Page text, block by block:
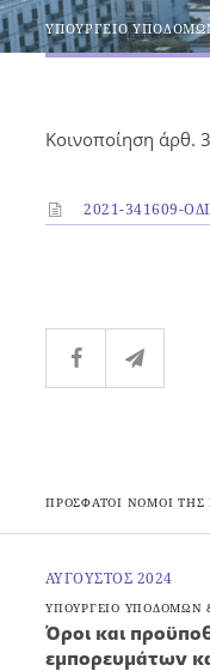
ΥΠΟΥΡΓΕΙΟ
Κοινοποίηση άρθ.
2021-341609-
ΠΡΟΣΦΑΤΟΙ ΝΟΜΟΙ ΤΗΣ
ΑΥΓΟΥΣΤΟΣ 2024
ΥΠΟΥΡΓΕΙΟ
Όροι και
εμπορευμάτων